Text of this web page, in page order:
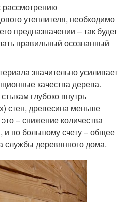
рассмотрению
утеплителя, необходимо
предназначении – так будет
правильный осознанный
значительно усиливает
качества дерева.
глубоко внутрь
стен, древесина меньше
– снижение количества
по большому счету – общее
службы деревянного дома.